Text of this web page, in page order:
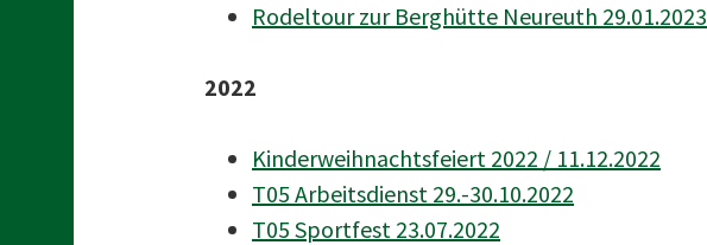
Rodeltour zur Berghütte Neureuth 29.01.2023
2022
Kinderweihnachtsfeiert 2022 / 11.12.2022
T05 Arbeitsdienst 29.-30.10.2022
T05 Sportfest 23.07.2022